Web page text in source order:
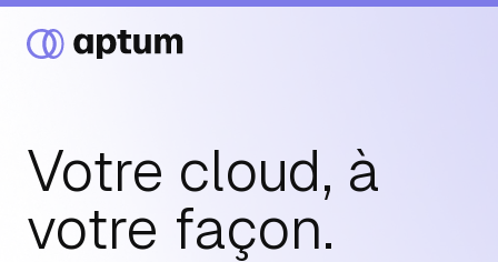
Ce que nous faisons
Votre cloud, à
votre façon.